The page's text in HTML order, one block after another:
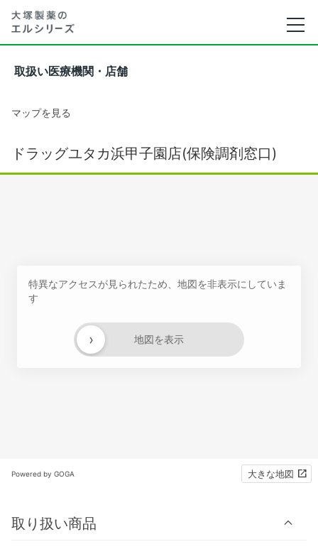
取扱い医療機関・店舗
マップを見る
ドラッグユタカ浜甲子園店(保険調剤窓口)
特異なアクセスが見られたため、地図を非表示にしていま
す
地図を表示
›
Powered by GOGA 大きな地図
取り扱い商品